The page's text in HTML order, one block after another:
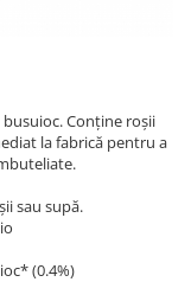
Conține roșii
la fabrică pentru a
sau supă.
(0.4%)